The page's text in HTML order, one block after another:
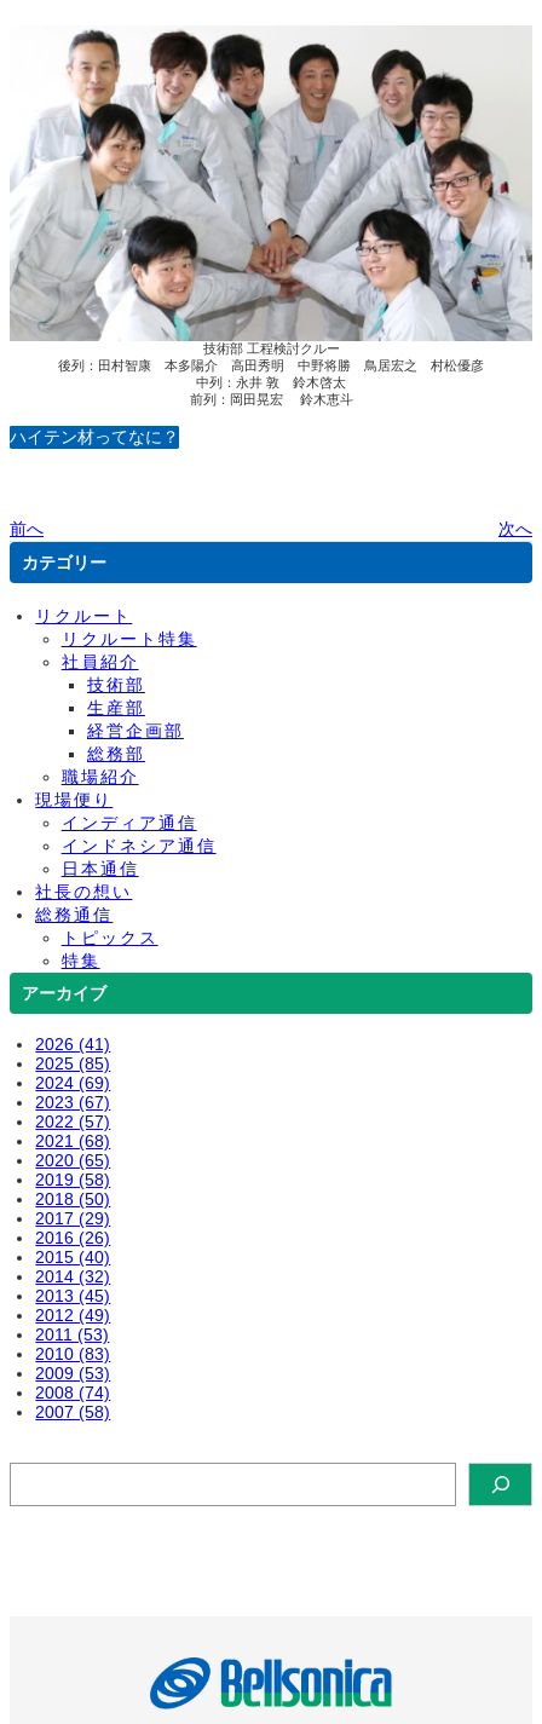
技術部 工程検討クルー
後列：田村智康 本多陽介 高田秀明 中野将勝 鳥居宏之 村松優彦
中列：永井 敦 鈴木啓太
前列：岡田晃宏 鈴木恵斗
ハイテン材ってなに？
前へ
次へ
カテゴリー
リクルート
リクルート特集
社員紹介
技術部
生産部
経営企画部
総務部
職場紹介
現場便り
インディア通信
インドネシア通信
日本通信
社長の想い
総務通信
トピックス
特集
アーカイブ
2026 (41)
2025 (85)
2024 (69)
2023 (67)
2022 (57)
2021 (68)
2020 (65)
2019 (58)
2018 (50)
2017 (29)
2016 (26)
2015 (40)
2014 (32)
2013 (45)
2012 (49)
2011 (53)
2010 (83)
2009 (53)
2008 (74)
2007 (58)